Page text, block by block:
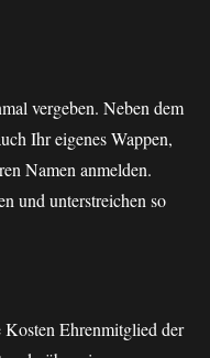
vergeben. Neben dem
Ihr eigenes Wappen,
Namen anmelden.
und unterstreichen so
Kosten Ehrenmitglied der